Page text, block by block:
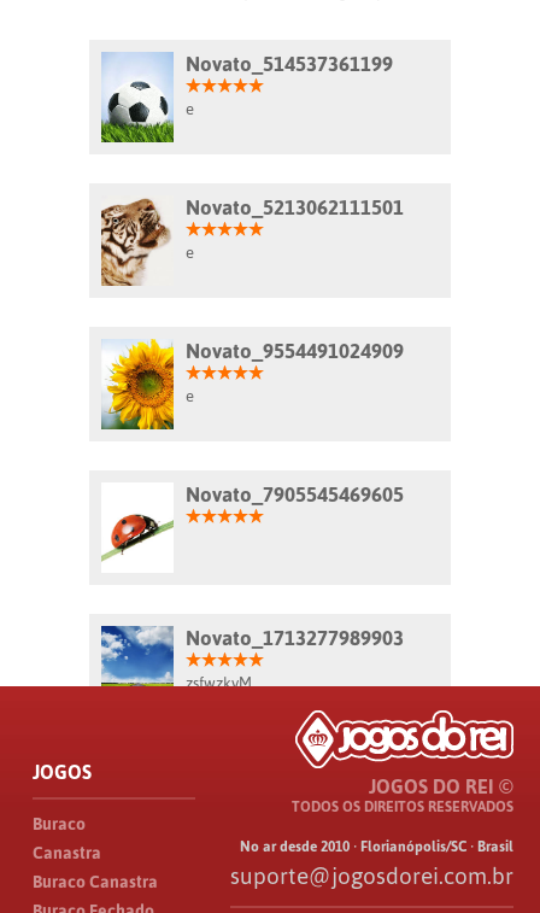
Novato_514537361199
e
Novato_5213062111501
e
Novato_9554491024909
e
Novato_7905545469605
Novato_1713277989903
zsfwzkvM
JOGOS
Buraco
Canastra
Buraco Canastra
JOGOS DO REI ©
TODOS OS DIREITOS RESERVADOS
No ar desde 2010 · Florianópolis/SC · Brasil
suporte@jogosdorei.com.br